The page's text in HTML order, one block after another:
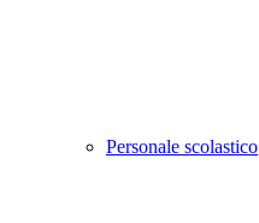
Personale scolastico